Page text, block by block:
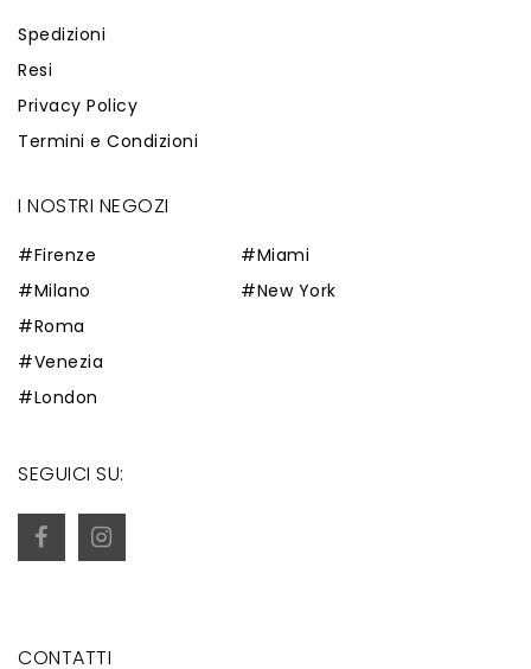
Spedizioni
Resi
Privacy Policy
Termini e Condizioni
I NOSTRI NEGOZI
#Firenze
#Milano
#Roma
#Venezia
#London
#Miami
#New York
SEGUICI SU:
CONTATTI